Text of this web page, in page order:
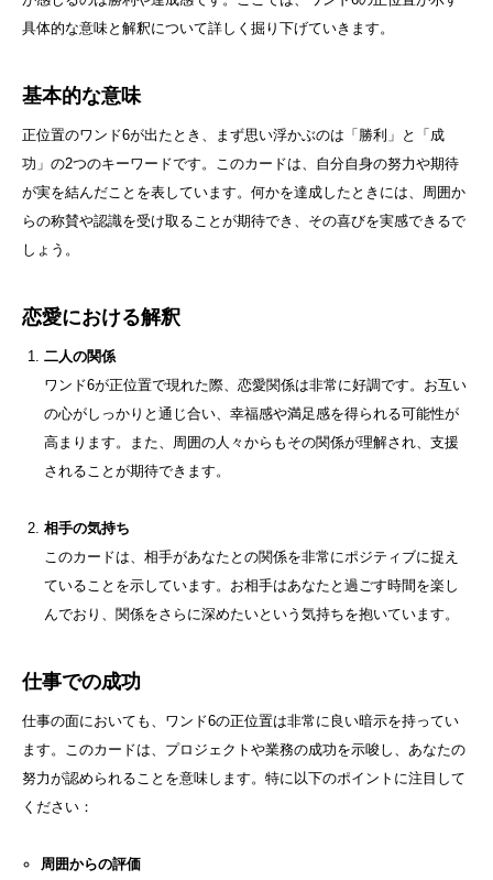
具体的な意味と解釈について詳しく掘り下げていきます。
基本的な意味
正位置のワンド6が出たとき、まず思い浮かぶのは「勝利」と「成
功」の2つのキーワードです。このカードは、自分自身の努力や期待
が実を結んだことを表しています。何かを達成したときには、周囲か
らの称賛や認識を受け取ることが期待でき、その喜びを実感できるで
しょう。
恋愛における解釈
二人の関係
ワンド6が正位置で現れた際、恋愛関係は非常に好調です。お互い
の心がしっかりと通じ合い、幸福感や満足感を得られる可能性が
高まります。また、周囲の人々からもその関係が理解され、支援
されることが期待できます。
相手の気持ち
このカードは、相手があなたとの関係を非常にポジティブに捉え
ていることを示しています。お相手はあなたと過ごす時間を楽し
んでおり、関係をさらに深めたいという気持ちを抱いています。
仕事での成功
仕事の面においても、ワンド6の正位置は非常に良い暗示を持ってい
ます。このカードは、プロジェクトや業務の成功を示唆し、あなたの
努力が認められることを意味します。特に以下のポイントに注目して
ください：
周囲からの評価